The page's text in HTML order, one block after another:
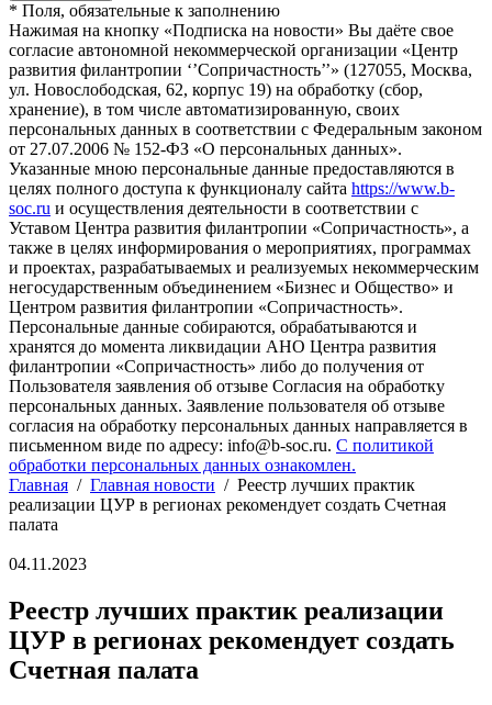
* Поля, обязательные к заполнению
Нажимая на кнопку «Подписка на новости» Вы даёте свое
согласие автономной некоммерческой организации «Центр
развития филантропии ‘’Сопричастность’’» (127055, Москва,
ул. Новослободская, 62, корпус 19) на обработку (сбор,
хранение), в том числе автоматизированную, своих
персональных данных в соответствии с Федеральным законом
от 27.07.2006 № 152-ФЗ «О персональных данных».
Указанные мною персональные данные предоставляются в
целях полного доступа к функционалу сайта https://www.b-
soc.ru и осуществления деятельности в соответствии с
Уставом Центра развития филантропии «Сопричастность», а
также в целях информирования о мероприятиях, программах
и проектах, разрабатываемых и реализуемых некоммерческим
негосударственным объединением «Бизнес и Общество» и
Центром развития филантропии «Сопричастность».
Персональные данные собираются, обрабатываются и
хранятся до момента ликвидации АНО Центра развития
филантропии «Сопричастность» либо до получения от
Пользователя заявления об отзыве Согласия на обработку
персональных данных. Заявление пользователя об отзыве
согласия на обработку персональных данных направляется в
письменном виде по адресу: info@b-soc.ru. С политикой
обработки персональных данных ознакомлен.
Главная / Главная новости / Реестр лучших практик
реализации ЦУР в регионах рекомендует создать Счетная
палата
04.11.2023
Реестр лучших практик реализации
ЦУР в регионах рекомендует создать
Счетная палата